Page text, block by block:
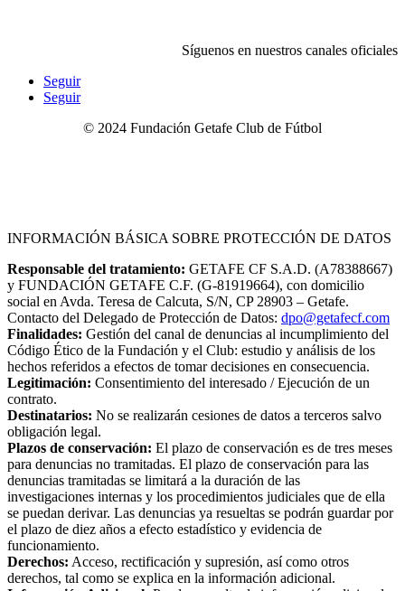
Síguenos en nuestros canales oficiales
Seguir
Seguir
© 2024 Fundación Getafe Club de Fútbol
INFORMACIÓN BÁSICA SOBRE PROTECCIÓN DE DATOS
Responsable del tratamiento: GETAFE CF S.A.D. (A78388667)
y FUNDACIÓN GETAFE C.F. (G-81919664), con domicilio
social en Avda. Teresa de Calcuta, S/N, CP 28903 – Getafe.
Contacto del Delegado de Protección de Datos: dpo@getafecf.com
Finalidades: Gestión del canal de denuncias al incumplimiento del
Código Ético de la Fundación y el Club: estudio y análisis de los
hechos referidos a efectos de tomar decisiones en consecuencia.
Legitimación: Consentimiento del interesado / Ejecución de un
contrato.
Destinatarios: No se realizarán cesiones de datos a terceros salvo
obligación legal.
Plazos de conservación: El plazo de conservación es de tres meses
para denuncias no tramitadas. El plazo de conservación para las
denuncias tramitadas se limitará a la duración de las
investigaciones internas y los procedimientos judiciales que de ella
se puedan derivar. Las denuncias ya resueltas se podrán guardar por
el plazo de diez años a efecto estadístico y evidencia de
funcionamiento.
Derechos: Acceso, rectificación y supresión, así como otros
derechos, tal como se explica en la información adicional.